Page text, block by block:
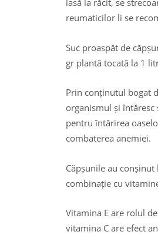
lasă la răcit, se
reumaticilor li se
Suc proaspăt de
gr plantă tocată la 1
Prin conținutul bogat
organismul și
pentru întărirea
combaterea anemiei.
Căpșunile au
combinație cu
Vitamina E are rolul
vitamina C are efect